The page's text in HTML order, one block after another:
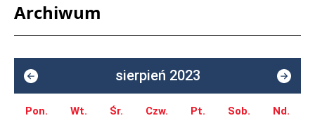
Archiwum
sierpień 2023
Pon. Wt. Śr. Czw. Pt. Sob. Nd.